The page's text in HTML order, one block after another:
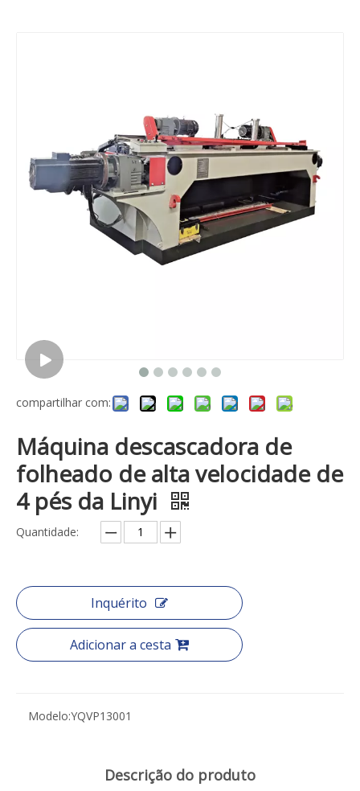
compartilhar com:
Máquina descascadora de
folheado de alta velocidade de
4 pés da Linyi
Quantidade:
Inquérito
Adicionar a cesta
Modelo:YQVP13001
Descrição do produto